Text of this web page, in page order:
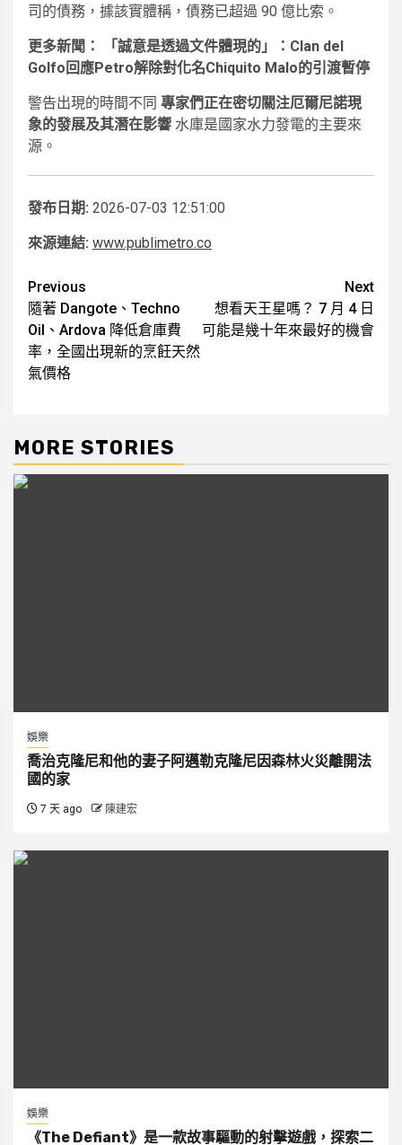
司的債務，據該實體稱，債務已超過 90 億比索。
更多新聞：
「誠意是透過文件體現的」：Clan del
Golfo回應Petro解除對化名Chiquito Malo的引渡暫停
警告出現的時間不同 專家們正在密切關注厄爾尼諾現
象的發展及其潛在影響 水庫是國家水力發電的主要來
源。
發布日期: 2026-07-03 12:51:00
來源連結: www.publimetro.co
Post
navigation
Previous
隨著 Dangote、Techno
Oil、Ardova 降低倉庫費
率，全國出現新的烹飪天然
氣價格
Next
想看天王星嗎？ 7 月 4 日
可能是幾十年來最好的機會
MORE STORIES
娛樂
喬治克隆尼和他的妻子阿邁勒克隆尼因森林火災離開法
國的家
7 天 ago 陳建宏
娛樂
《The Defiant》是一款故事驅動的射擊遊戲，探索二